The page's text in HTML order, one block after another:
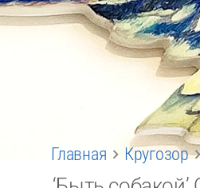
Главная Кругозор